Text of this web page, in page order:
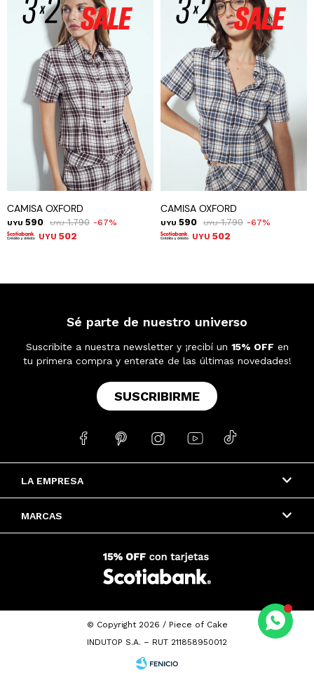
CAMISA OXFORD
UYU 590 UYU 1.790 67
UYU 502
CAMISA OXFORD
UYU 590 UYU 1.790 67
UYU 502
LA EMPRESA
MARCAS
Sé parte de nuestro universo
Suscribite a nuestra newsletter y ¡recibí un 15% OFF en
tu primera compra y enterate de las últimas novedades!
SUSCRIBIRME
    
© Copyright 2026 / Piece of Cake
INDUTOP S.A. – RUT 211858950012